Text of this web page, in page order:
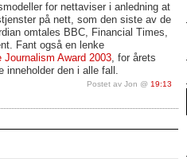
for nettaviser i anledning at
på nett, som den siste av de
omtales BBC, Financial Times,
Fant også en lenke
Journalism Award 2003, for årets
inneholder den i alle fall.
Postet av Jon @ 19:13